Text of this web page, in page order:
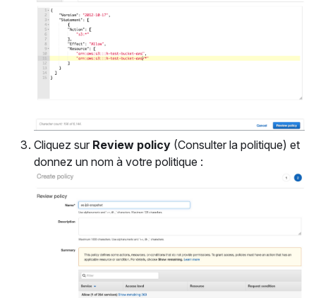
Cliquez sur Review policy (Consulter la politique) et
donnez un nom à votre politique :